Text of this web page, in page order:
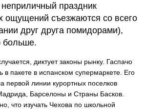
праздник
ощущений съезжаются со всего
друг друга помидорами),
больше.
диктует законы рынку. Гаспачо
пакете в испанском супермаркете. Его
первой линии курортных поселков
Барселоны и Страны Басков.
что изучать Чехова по школьной